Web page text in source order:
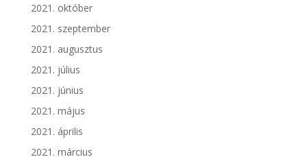
2021. október
2021. szeptember
2021. augusztus
2021. július
2021. június
2021. május
2021. április
2021. március